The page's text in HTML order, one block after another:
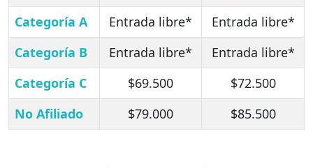
Categoría A
Entrada libre*
Entrada libre*
Categoría B
Entrada libre*
Entrada libre*
Categoría C
$69.500
$72.500
No Afiliado
$79.000 $85.500